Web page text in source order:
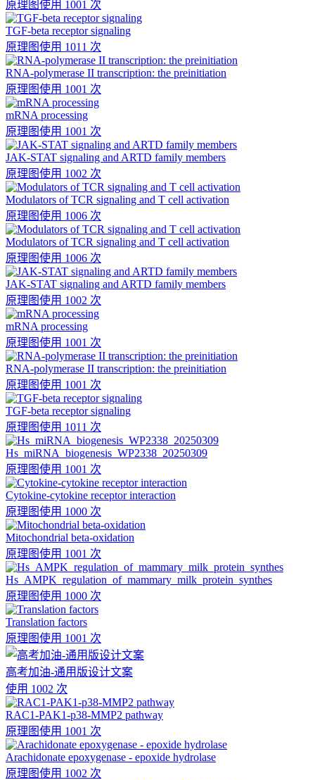
原理图使用 1001 次
TGF-beta receptor signaling
原理图使用 1011 次
RNA-polymerase II transcription: the preinitiation
原理图使用 1001 次
mRNA processing
原理图使用 1001 次
JAK-STAT signaling and ARTD family members
原理图使用 1002 次
Modulators of TCR signaling and T cell activation
原理图使用 1006 次
Modulators of TCR signaling and T cell activation
原理图使用 1006 次
JAK-STAT signaling and ARTD family members
原理图使用 1002 次
mRNA processing
原理图使用 1001 次
RNA-polymerase II transcription: the preinitiation
原理图使用 1001 次
TGF-beta receptor signaling
原理图使用 1011 次
Hs_miRNA_biogenesis_WP2338_20250309
原理图使用 1001 次
Cytokine-cytokine receptor interaction
原理图使用 1000 次
Mitochondrial beta-oxidation
原理图使用 1001 次
Hs_AMPK_regulation_of_mammary_milk_protein_synthes
原理图使用 1000 次
Translation factors
原理图使用 1001 次
高考加油-通用版设计文案
使用 1002 次
RAC1-PAK1-p38-MMP2 pathway
原理图使用 1001 次
Arachidonate epoxygenase - epoxide hydrolase
原理图使用 1002 次